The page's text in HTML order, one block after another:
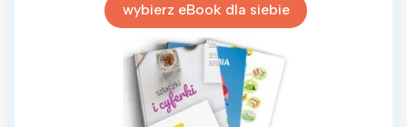
wybierz eBook dla siebie